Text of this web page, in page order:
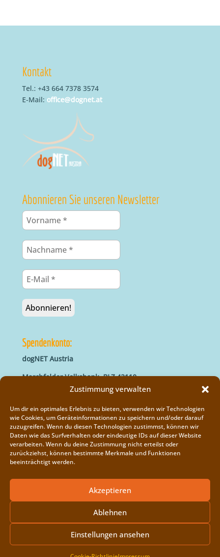
Zustimmung verwalten
Um dir ein optimales Erlebnis zu bieten, verwenden wir Technologien
wie Cookies, um Geräteinformationen zu speichern und/oder darauf
zuzugreifen. Wenn du diesen Technologien zustimmst, können wir
Daten wie das Surfverhalten oder eindeutige IDs auf dieser Website
verarbeiten. Wenn du deine Zustimmung nicht erteilst oder
zurückziehst, können bestimmte Merkmale und Funktionen
beeinträchtigt werden.
Akzeptieren
Ablehnen
Einstellungen ansehen
Kontakt
Tel.: +43 664 7378 3574
E-Mail: office@dognet.at
Abonnieren Sie unseren Newsletter
Spendenkonto:
dogNET Austria
Marchfelder Volksbank, BLZ 42110
IBAN: AT66 4211 0421 5000 0000
Cookie-Richtlinie (EU)